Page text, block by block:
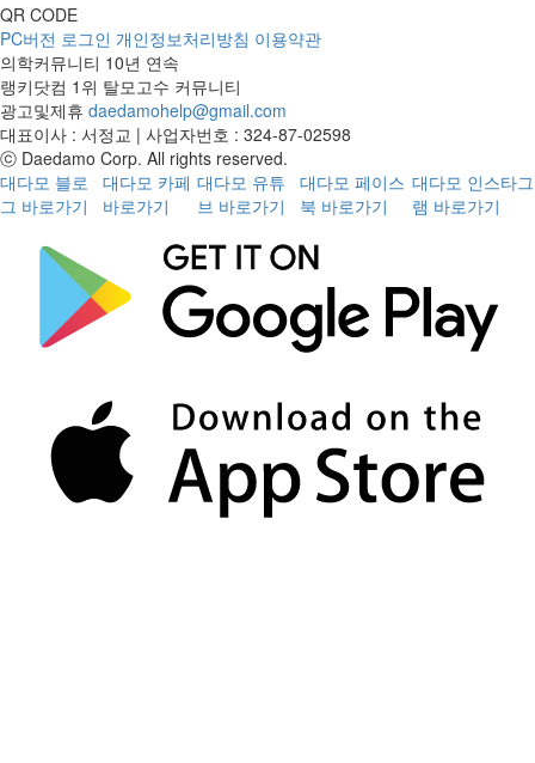
QR CODE
PC버전 로그인 개인정보처리방침 이용약관
의학커뮤니티 10년 연속
랭키닷컴 1위 탈모고수 커뮤니티
광고및제휴 daedamohelp@gmail.com
대표이사 : 서정교 | 사업자번호 : 324-87-02598
ⓒ Daedamo Corp. All rights reserved.
대다모 블로
그 바로가기
대다모 카페
바로가기
대다모 유튜
브 바로가기
대다모 페이스
북 바로가기
대다모 인스타그
램 바로가기